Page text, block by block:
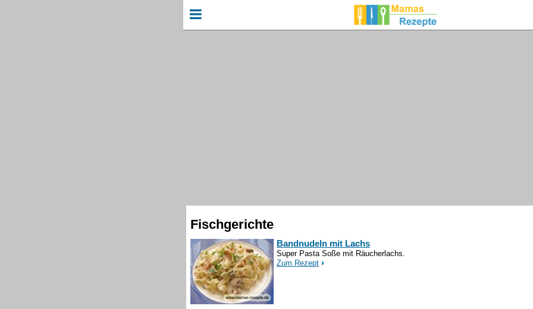
Fischgerichte
Bandnudeln mit Lachs
Super Pasta Soße mit Räucherlachs.
Zum Rezept